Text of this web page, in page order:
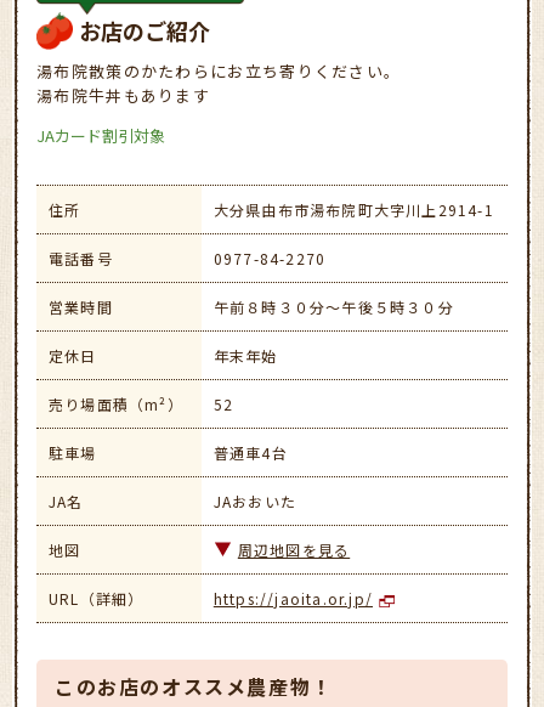
お店のご紹介
湯布院散策のかたわらにお立ち寄りください。
湯布院牛丼もあります
JAカード割引対象
住所 大分県由布市湯布院町大字川上2914-1
電話番号 0977-84-2270
営業時間 午前８時３０分～午後５時３０分
定休日 年末年始
売り場面積（m²） 52
駐車場 普通車4台
JA名 JAおおいた
地図 周辺地図を見る
URL（詳細） https://jaoita.or.jp/
このお店のオススメ農産物！